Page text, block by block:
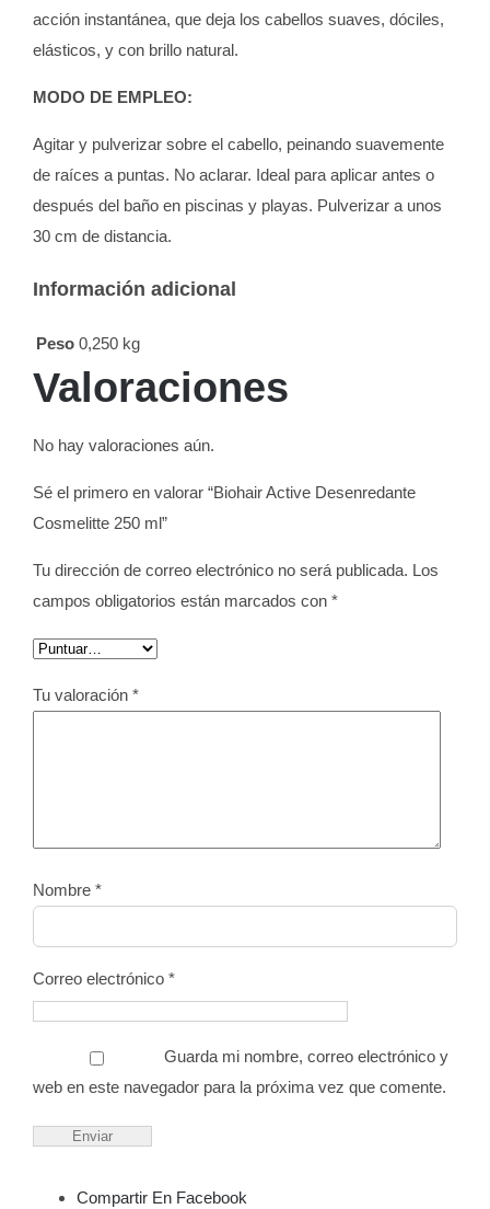
acción instantánea, que deja los cabellos suaves, dóciles,
elásticos, y con brillo natural.
MODO DE EMPLEO:
Agitar y pulverizar sobre el cabello, peinando suavemente
de raíces a puntas. No aclarar. Ideal para aplicar antes o
después del baño en piscinas y playas. Pulverizar a unos
30 cm de distancia.
Información adicional
Peso 0,250 kg
Valoraciones
No hay valoraciones aún.
Sé el primero en valorar “Biohair Active Desenredante
Cosmelitte 250 ml”
Tu dirección de correo electrónico no será publicada. Los
campos obligatorios están marcados con *
Tu valoración *
Nombre *
Correo electrónico *
Guarda mi nombre, correo electrónico y
web en este navegador para la próxima vez que comente.
Compartir En Facebook